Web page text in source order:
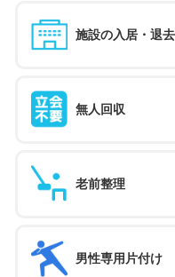
施設の入居・退去
無人回収
老前整理
男性専用片付け